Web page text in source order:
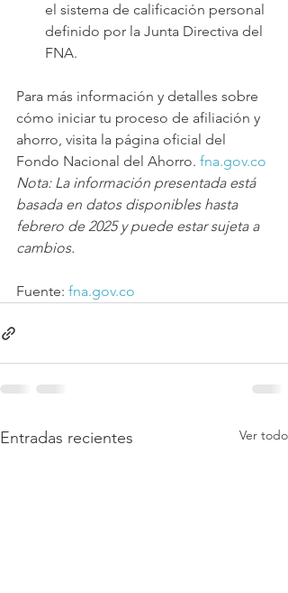
el sistema de calificación personal
definido por la Junta Directiva del
FNA.
Para más información y detalles sobre
cómo iniciar tu proceso de afiliación y
ahorro, visita la página oficial del
Fondo Nacional del Ahorro. fna.gov.co
Nota: La información presentada está
basada en datos disponibles hasta
febrero de 2025 y puede estar sujeta a
cambios.
Fuente: fna.gov.co
Entradas recientes Ver todo